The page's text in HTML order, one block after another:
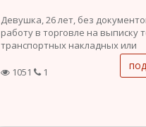
Девушка, 26 лет, без
работу в торговле на выписку
транспортных накладных или
секретарем. Знания
английского.
1051 1